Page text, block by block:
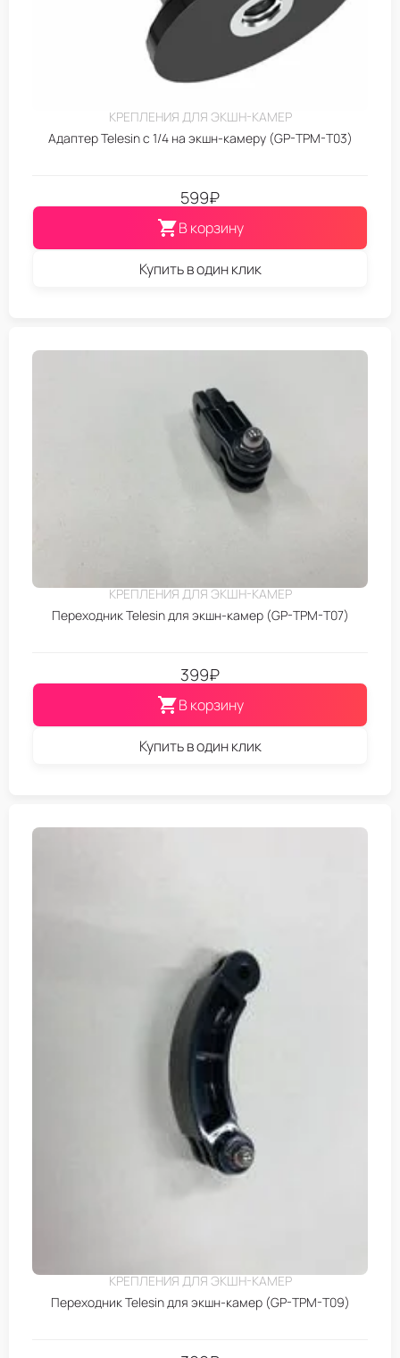
КРЕПЛЕНИЯ ДЛЯ ЭКШН-КАМЕР
Адаптер Telesin с 1/4 на экшн-камеру (GP-TPM-T03)
599₽
В корзину
Купить в один клик
КРЕПЛЕНИЯ ДЛЯ ЭКШН-КАМЕР
Переходник Telesin для экшн-камер (GP-TPM-T07)
399₽
В корзину
Купить в один клик
КРЕПЛЕНИЯ ДЛЯ ЭКШН-КАМЕР
Переходник Telesin для экшн-камер (GP-TPM-T09)